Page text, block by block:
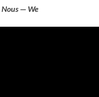
Nous — We